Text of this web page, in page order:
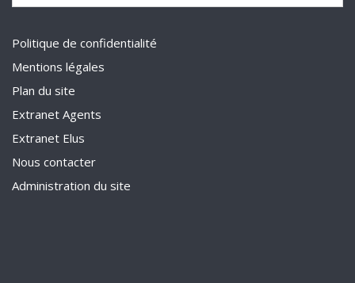
Politique de confidentialité
Mentions légales
Plan du site
Extranet Agents
Extranet Elus
Nous contacter
Administration du site